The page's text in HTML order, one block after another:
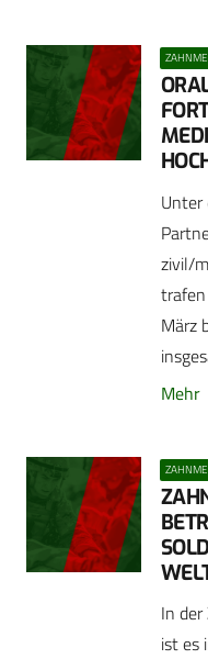
Unter
zivil/
März
Mehr
In
ist es